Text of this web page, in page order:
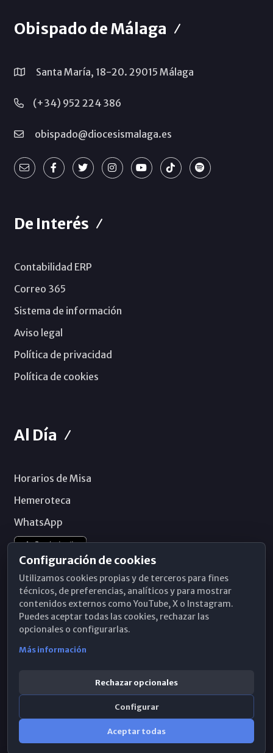
Obispado de Málaga
Santa María, 18-20. 29015 Málaga
(+34) 952 224 386
obispado@diocesismalaga.es
De Interés
Contabilidad ERP
Correo 365
Sistema de información
Aviso legal
Política de privacidad
Política de cookies
Al Día
Horarios de Misa
Hemeroteca
WhatsApp
Configuración de cookies
Utilizamos cookies propias y de terceros para fines
técnicos, de preferencias, analíticos y para mostrar
contenidos externos como YouTube, X o Instagram.
Puedes aceptar todas las cookies, rechazar las
opcionales o configurarlas.
Más información
Rechazar opcionales
Configurar
Aceptar todas